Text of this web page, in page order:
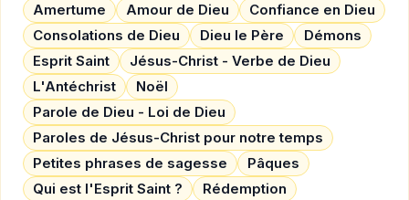
Amertume Amour de Dieu
Confiance en Dieu
Consolations de Dieu
Dieu le Père
Démons
Esprit Saint
Jésus-Christ - Verbe de Dieu
L'Antéchrist
Noël
Parole de Dieu - Loi de Dieu
Paroles de Jésus-Christ pour notre temps
Petites phrases de sagesse
Pâques
Qui est l'Esprit Saint ?
Rédemption